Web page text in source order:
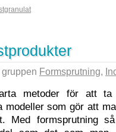
Formsprutning,
metoder för att ta
som gör att
Med formsprutning